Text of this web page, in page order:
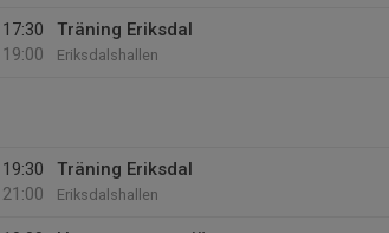
17:30
19:00
Träning Eriksdal
Eriksdalshallen
19:30
21:00
Träning Eriksdal
Eriksdalshallen